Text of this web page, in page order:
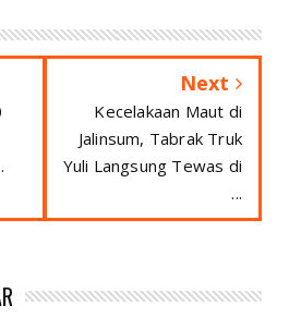
Next
Kecelakaan Maut di
Jalinsum, Tabrak Truk
Yuli Langsung Tewas di
...